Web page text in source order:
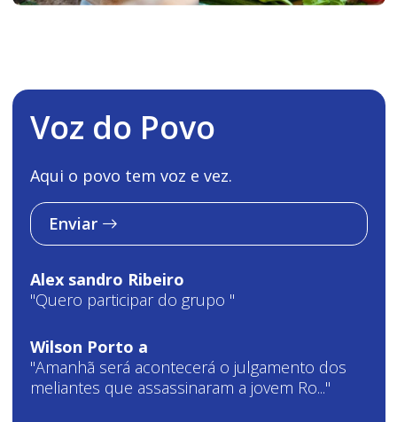
Voz do Povo
Aqui o povo tem voz e vez.
Enviar
Alex sandro Ribeiro
"Quero participar do grupo "
Wilson Porto a
"Amanhã será acontecerá o julgamento dos
meliantes que assassinaram a jovem Ro..."